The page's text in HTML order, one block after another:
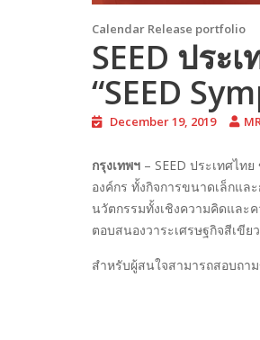
Calendar Release portfolio
SEED ปร
“SEED
December 19, 2019
กรุงเทพฯ – SEED ประเทศไท
องค์กร ทั้งกิจการขนาดเล็กแ
นวัตกรรมทั้งเชิงความคิดและ
ตอบสนองวาระเศรษฐกิจสีเขี
สำหรับผู้สนใจสามารถสอบถา